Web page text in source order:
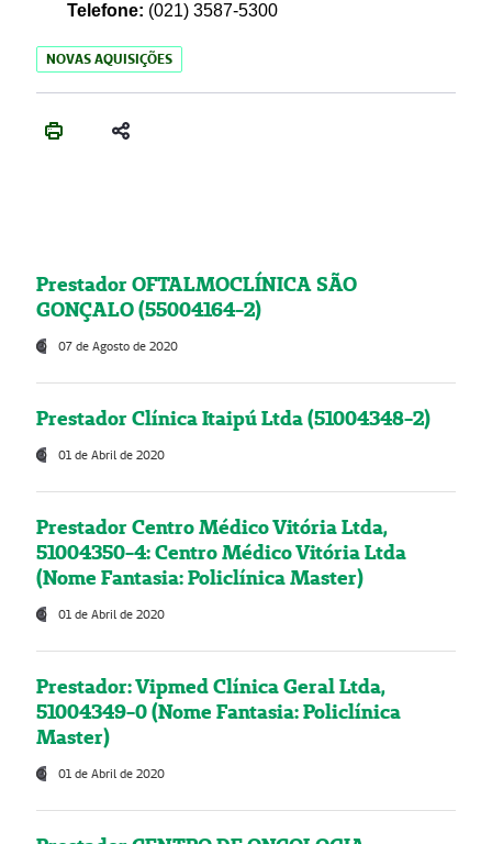
Telefone: (021) 3587-5300
NOVAS AQUISIÇÕES
Prestador OFTALMOCLÍNICA SÃO
GONÇALO (55004164-2)
07 de Agosto de 2020
Prestador Clínica Itaipú Ltda (51004348-2)
01 de Abril de 2020
Prestador Centro Médico Vitória Ltda,
51004350-4: Centro Médico Vitória Ltda
(Nome Fantasia: Policlínica Master)
01 de Abril de 2020
Prestador: Vipmed Clínica Geral Ltda,
51004349-0 (Nome Fantasia: Policlínica
Master)
01 de Abril de 2020